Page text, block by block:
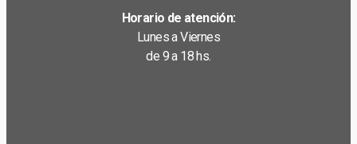
Horario de atención:
Lunes a Viernes
de 9 a 18 hs.